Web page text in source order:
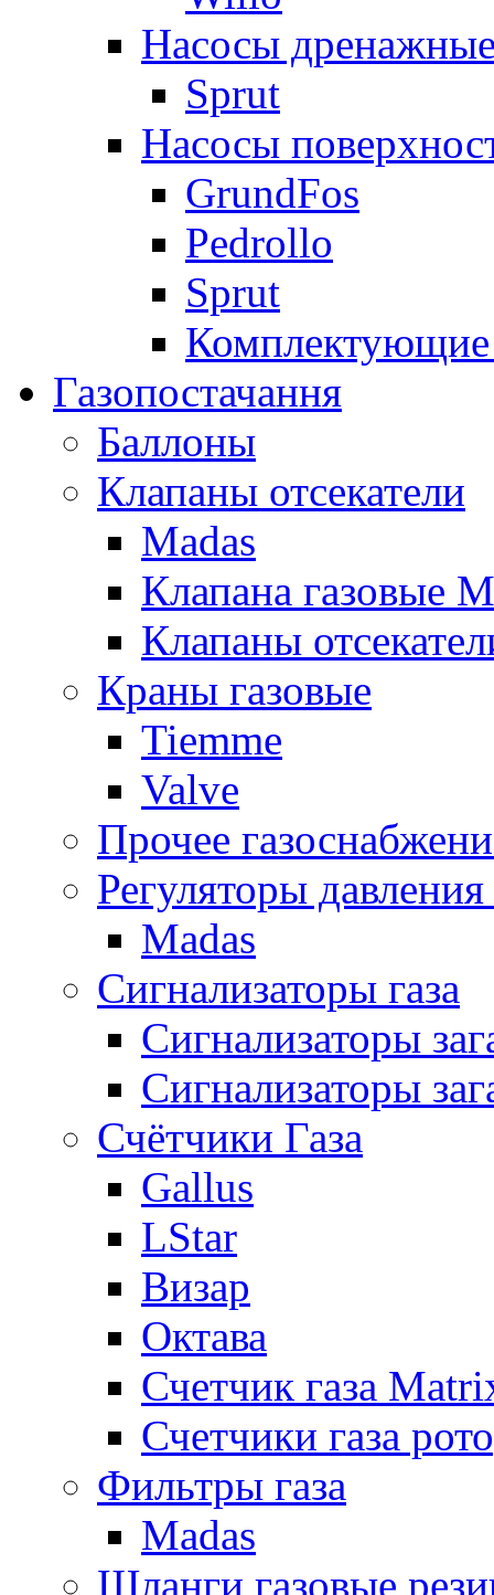
Насосы
Sprut
Насосы
GrundFos
Pedrollo
Sprut
Комплектующие
Газопостачання
Баллоны
Клапаны отсекатели
Madas
Клапана газовые
Клапаны
Краны газовые
Tiemme
Valve
Прочее
Регуляторы давления
Madas
Сигнализаторы газа
Сигнализаторы
Сигнализаторы
Счётчики Газа
Gallus
LStar
Визар
Октава
Счетчик газа
Счетчики газа
Фильтры газа
Madas
Шланги газовые